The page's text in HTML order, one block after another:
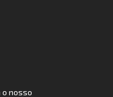
o nosso